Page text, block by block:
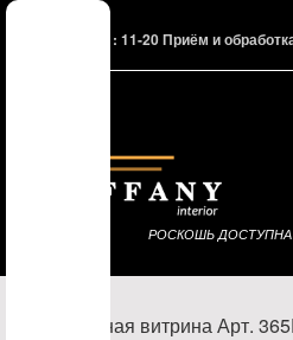
Режим работы : 11-20 Приём и
РОСКОШЬ ДОСТУПНА
Двухдверная витрина Арт.